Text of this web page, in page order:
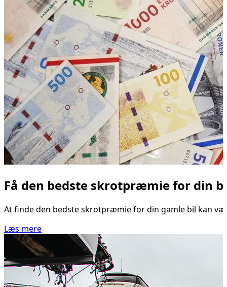
Få den bedste skrotpræmie for din
At finde den bedste skrotpræmie for din gamle bil kan
Læs mere